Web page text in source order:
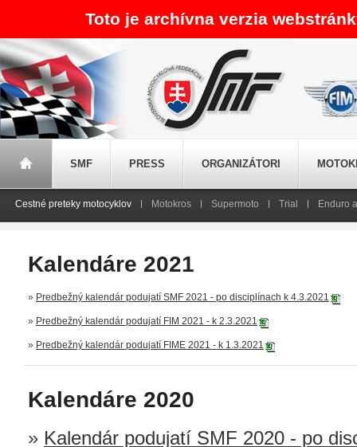
Toto je archívna verzia
SMF PRESS ORGANIZÁTORI
Cestné preteky motocyklov Motokros Supermoto Trial Enduro
Kalendáre 2021
» Predbežný kalendár podujatí SMF 2021 - po disciplínach k 4.3.2021
» Predbežný kalendár podujatí FIM 2021 - k 2.3.2021
» Predbežný kalendár podujatí FIME 2021 - k 1.3.2021
Kalendáre 2020
» Kalendár podujatí SMF 2020 - po